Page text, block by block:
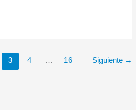
3 4 … 16 Siguiente →